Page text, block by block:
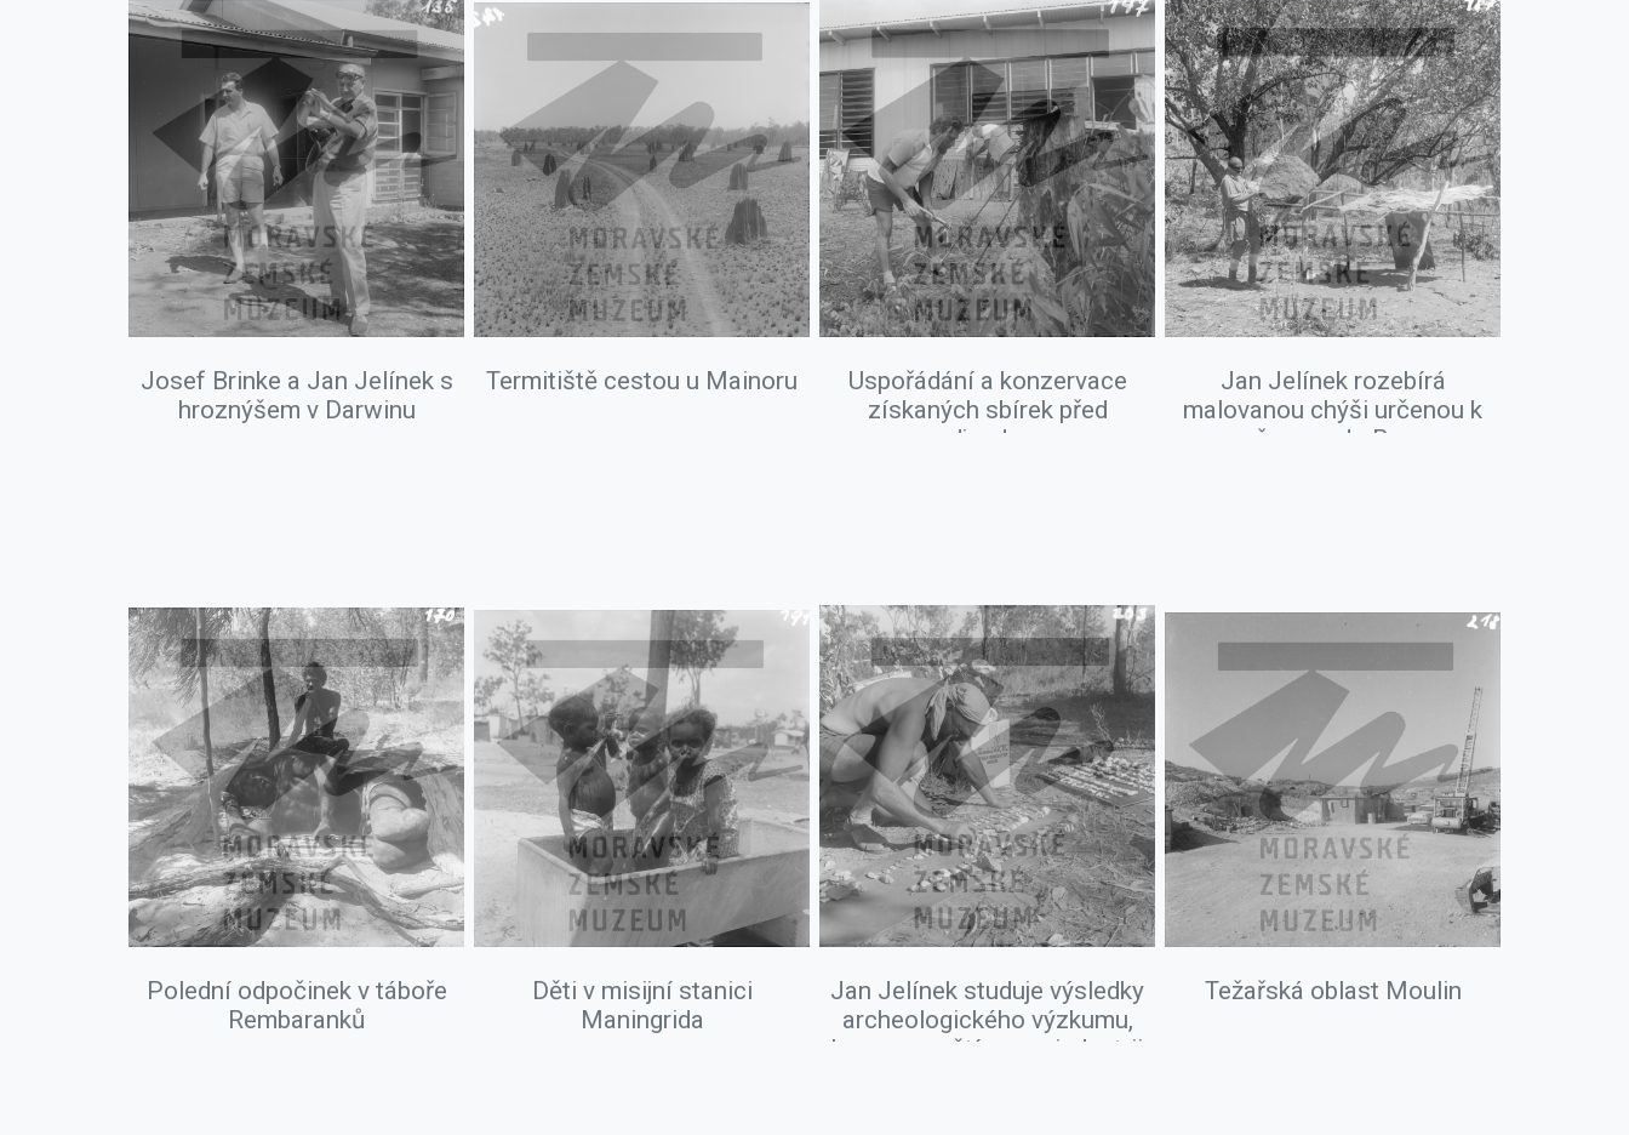
Josef Brinke a Jan Jelínek s
hroznýšem v Darwinu
Termitiště cestou u Mainoru
Uspořádání a konzervace
získaných sbírek před
odjezdem
Jan Jelínek rozebírá
malovanou chýši určenou k
převozu do Brna
Polední odpočinek v táboře
Rembaranků
Děti v misijní stanici
Maningrida
Jan Jelínek studuje výsledky
archeologického výzkumu,
kamennou štípanou industrii
Težařská oblast Moulin